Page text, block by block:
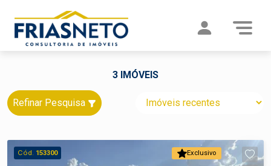
3 IMÓVEIS
Refinar Pesquisa
Exclusivo
Cód. 153300